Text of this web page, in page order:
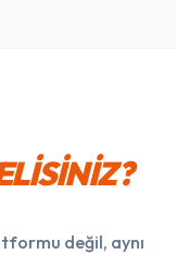
değil, aynı